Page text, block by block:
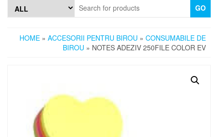
GO
HOME » ACCESORII PENTRU BIROU » CONSUMABILE DE
BIROU » NOTES ADEZIV 250FILE COLOR EV